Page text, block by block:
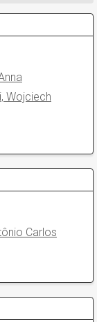
Wojciech
Carlos